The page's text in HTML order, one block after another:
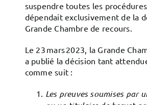
suspendre toutes les
dépendait exclusivement de la
Grande Chambre de recours.
Le 23 mars 2023, la Grande
a publié la décision tant
comme suit :
Les preuves soumises par